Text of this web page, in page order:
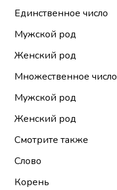
Единственное число
Мужской род
Женский род
Множественное число
Мужской род
Женский род
Смотрите также
Слово
Корень